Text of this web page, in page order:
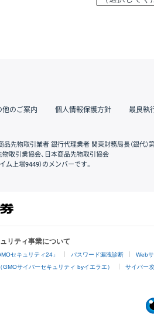
他のご案内 個人情報保護方針 最良執
品先物取引業者 銀行代理業者 関東財務局長（銀代
取引業協会、日本商品先物取引協会
上場9449）のメンバーです。
リティ事業について
セキュリティ24」 パスワード漏洩診断 Web
GMOサイバーセキュリティ byイエラエ） サイバー